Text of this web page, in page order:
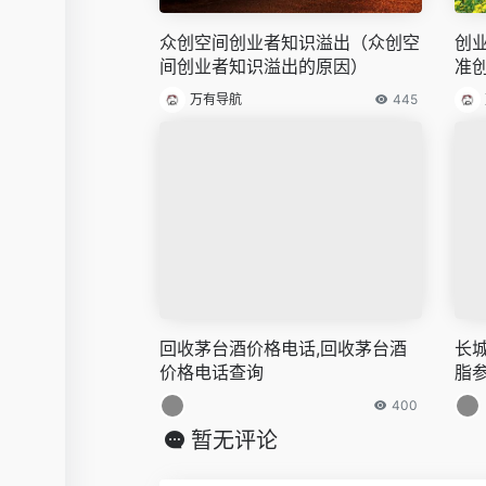
众创空间创业者知识溢出（众创空
间创业者知识溢出的原因）
万有导航 445
创
准
回收茅台酒价格电话,回收茅台酒
价格电话查询
400
长
脂
暂无评论